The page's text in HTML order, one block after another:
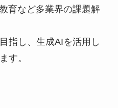
育など多業界の課題解
指し、生成AIを活用し
す。